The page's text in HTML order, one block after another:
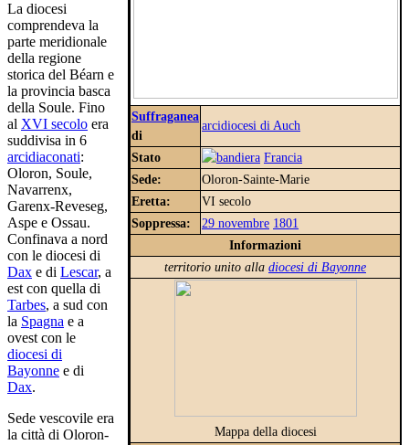
Suffraganea
di
arcidiocesi di Auch
Stato
Francia
Sede:
Oloron-Sainte-Marie
Eretta:
VI secolo
Soppressa:
29 novembre 1801
Informazioni
territorio unito alla diocesi di Bayonne
Mappa della diocesi
La diocesi
comprendeva la
parte meridionale
della regione
storica del Béarn e
la provincia basca
della Soule. Fino
al XVI secolo era
suddivisa in 6
arcidiaconati:
Oloron, Soule,
Navarrenx,
Garenx-Reveseg,
Aspe e Ossau.
Confinava a nord
con le diocesi di
Dax e di Lescar, a
est con quella di
Tarbes, a sud con
la Spagna e a
ovest con le
diocesi di
Bayonne e di
Dax.
Sede vescovile era
la città di Oloron-